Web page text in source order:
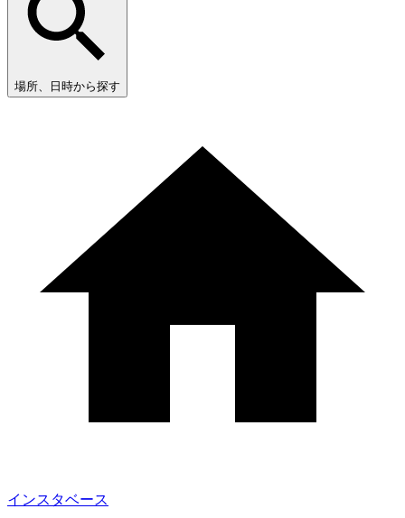
場所、日時から探す
インスタベース